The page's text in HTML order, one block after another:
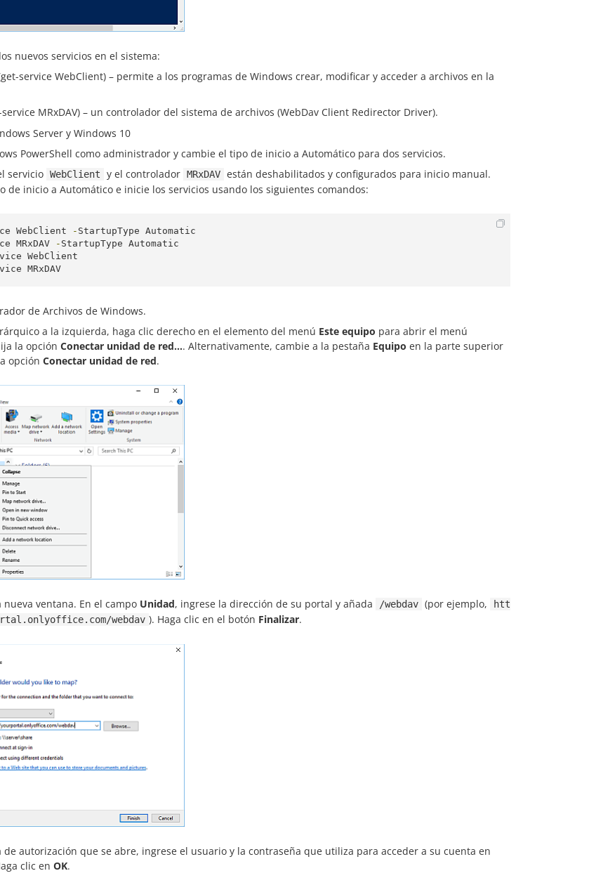
nuevos servicios en el sistema:
service WebClient) – permite a los programas de Windows crear, modificar y acceder a archivos en la
MRxDAV) – un controlador del sistema de archivos (WebDav Client Redirector Driver).
Server y Windows 10
PowerShell como administrador y cambie el tipo de inicio a Automático para dos servicios.
servicio WebClient y el controlador MRxDAV están deshabilitados y configurados para inicio manual.
de inicio a Automático e inicie los servicios usando los siguientes comandos:
WebClient - StartupType Automatic
MRxDAV - StartupType Automatic
WebClient
MRxDAV
de Archivos de Windows.
a la izquierda, haga clic derecho en el elemento del menú Este equipo para abrir el menú
la opción Conectar unidad de red.... Alternativamente, cambie a la pestaña Equipo en la parte superior
opción Conectar unidad de red.
ventana. En el campo Unidad, ingrese la dirección de su portal y añada /webdav (por ejemplo,
htt
webdav ). Haga clic en el botón Finalizar.
de autorización que se abre, ingrese el usuario y la contraseña que utiliza para acceder a su cuenta en
clic en OK.